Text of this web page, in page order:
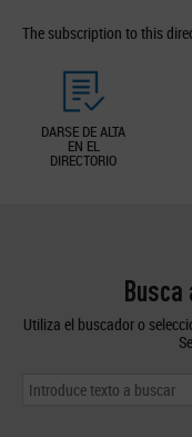
The subscription to this
DARSE DE ALTA
EN EL
DIRECTORIO
Utiliza el buscador o